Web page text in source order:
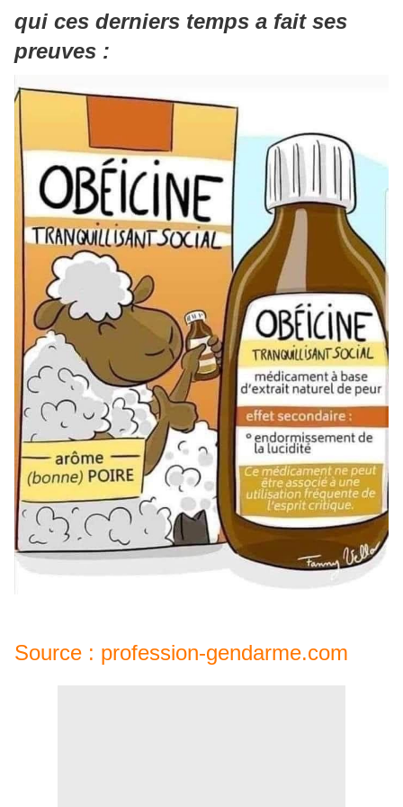
qui ces derniers temps a fait ses
preuves :
Source : profession-gendarme.com